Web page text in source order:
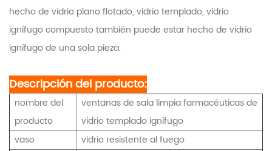
hecho de vidrio plano flotado, vidrio templado, vidrio
ignífugo compuesto también puede estar hecho de vidrio
ignífugo de una sola pieza.
Descripción del producto:
nombre del
producto
ventanas de sala limpia farmacéuticas de
vidrio templado ignífugo
vaso
vidrio resistente al fuego